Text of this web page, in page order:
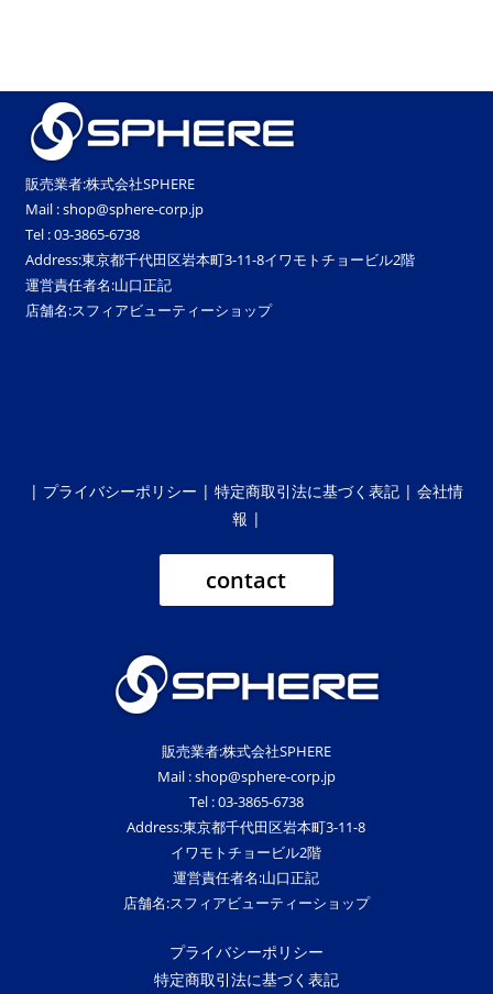
販売業者:株式会社SPHERE
Mail : shop@sphere-corp.jp
Tel : 03-3865-6738
Address:東京都千代田区岩本町3-11-8イワモトチョービル2階
運営責任者名:山口正記
店舗名:スフィアビューティーショップ
| プライバシーポリシー | 特定商取引法に基づく表記 | 会社情
報 |
contact
販売業者:株式会社SPHERE
Mail : shop@sphere-corp.jp
Tel :03-3865-6738
Address:東京都千代田区岩本町3-11-8
イワモトチョービル2階
運営責任者名:山口正記
店舗名:スフィアビューティーショップ
プライバシーポリシー
特定商取引法に基づく表記